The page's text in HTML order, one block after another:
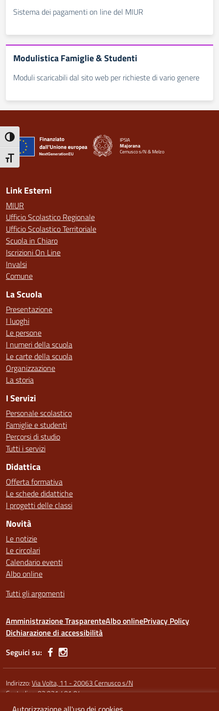
Attiva/disattiva alto contrasto
Attiva/disattiva dimensione testo
Sistema dei pagamenti on line del MIUR
Modulistica Famiglie & Studenti
Moduli scaricabili dal sito web per richieste di vario genere
IPSIA
Majorana
Cernusco s/N & Melzo
Link Esterni
MIUR
Ufficio Scolastico Regionale
Ufficio Scolastico Territoriale
Scuola in Chiaro
Iscrizioni On Line
Invalsi
Comune
La Scuola
Presentazione
I luoghi
Le persone
I numeri della scuola
Le carte della scuola
Organizzazione
La storia
I Servizi
Personale scolastico
Famiglie e studenti
Percorsi di studio
Tutti i servizi
Didattica
Offerta formativa
Le schede didattiche
I progetti delle classi
Novità
Le notizie
Le circolari
Calendario eventi
Albo online
Tutti gli argomenti
Amministrazione TrasparenteAlbo onlinePrivacy Policy
Dichiarazione di accessibilità
Seguici su:
Indirizzo:Via Volta, 11 - 20063 Cernusco s/N
Centralino:02 921 401 04